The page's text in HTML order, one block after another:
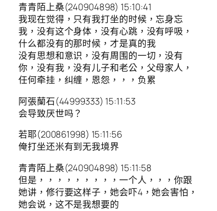
青青陌上桑(240904898) 15:10:41
我现在觉得，只有我打坐的时候，忘身忘
我，没有这个身体，没有心跳，没有呼吸，
什么都没有的那时候，才是真的我
没有思想和意识，没有周围的一切，没有
你，没有我，没有儿子和老公，父母家人，
任何牵挂，纠缠，恩怨，，，负累
阿張蘭石(44999333) 15:11:53
会导致厌世吗？
若耶(200861998) 15:11:56
俺打坐还米有到无我境界
青青陌上桑(240904898) 15:11:58
但是，，，，，，，，，一个人，，，你跟
她讲，修行要这样子，她会吓4，她会害怕，
她会说，这不是我想要的